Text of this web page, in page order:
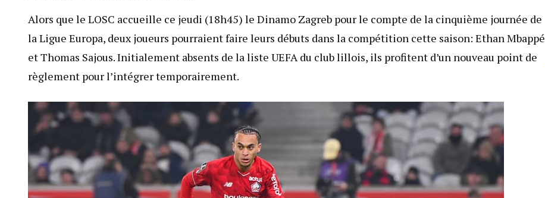
Alors que le LOSC accueille ce jeudi (18h45) le Dinamo Zagreb pour le compte de la cinquième journée de
la Ligue Europa, deux joueurs pourraient faire leurs débuts dans la compétition cette saison: Ethan Mbappé
et Thomas Sajous. Initialement absents de la liste UEFA du club lillois, ils profitent d’un nouveau point de
règlement pour l’intégrer temporairement.